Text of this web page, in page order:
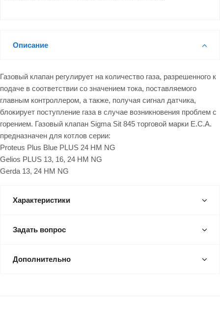
Описание
Газовый клапан регулирует на количество газа, разрешенного к
подаче в соответствии со значением тока, поставляемого
главным контроллером, а также, получая сигнал датчика,
блокирует поступление газа в случае возникновения проблем с
горением. Газовый клапан Sigma Sit 845 торговой марки Е.С.А.
предназначен для котлов серии:
Proteus Plus Blue PLUS 24 HM NG
Gelios PLUS 13, 16, 24 HM NG
Gerda 13, 24 HM NG
Характеристики
Задать вопрос
Дополнительно